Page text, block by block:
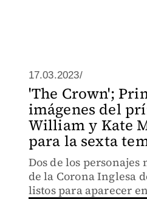
17.03.2023/
'The Crown';
imágenes del
William y Kate
para la sexta
Dos de los
de la Corona Inglesa
listos para aparecer